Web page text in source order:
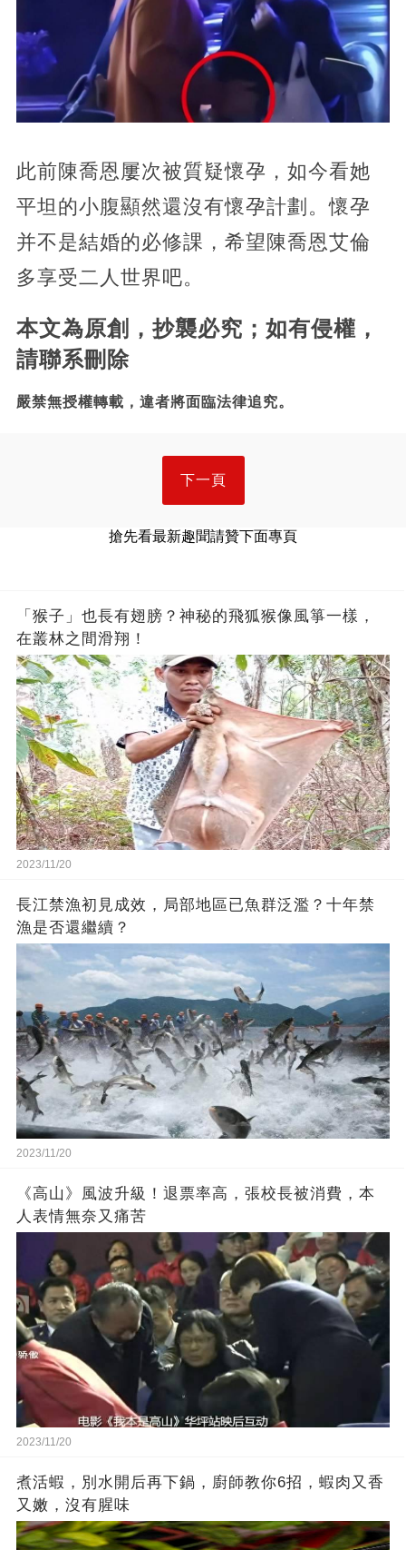
此前陳喬恩屢次被質疑懷孕，如今看她
平坦的小腹顯然還沒有懷孕計劃。懷孕
并不是結婚的必修課，希望陳喬恩艾倫
多享受二人世界吧。
本文為原創，抄襲必究；如有侵權，
請聯系刪除
嚴禁無授權轉載，違者將面臨法律追究。
下一頁
搶先看最新趣聞請贊下面專頁
「猴子」也長有翅膀？神秘的飛狐猴像風箏一樣，
在叢林之間滑翔！
2023/11/20
長江禁漁初見成效，局部地區已魚群泛濫？十年禁
漁是否還繼續？
2023/11/20
《高山》風波升級！退票率高，張校長被消費，本
人表情無奈又痛苦
2023/11/20
煮活蝦，別水開后再下鍋，廚師教你6招，蝦肉又香
又嫩，沒有腥味